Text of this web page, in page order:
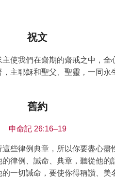
祝文
主使我們在齋期的齋戒之中，
主耶穌和聖父、聖靈，一同永
舊約
申命記 26:16–19
這些律例典章，所以你要盡心
律例、誡命、典章，聽從他的
一切誡命，要使你得稱讚、美